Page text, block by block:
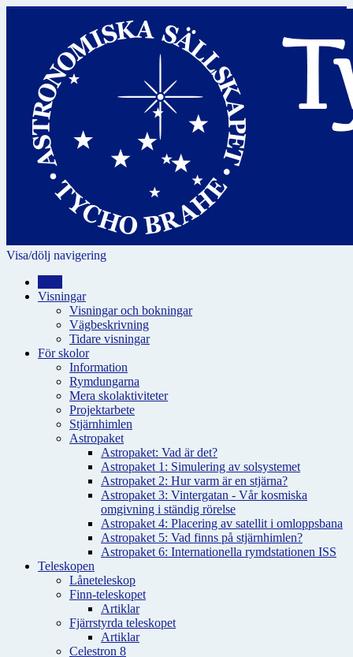
Visa/dölj navigering
Visningar
Visningar och bokningar
Vägbeskrivning
Tidare visningar
För skolor
Information
Rymdungarna
Mera skolaktiviteter
Projektarbete
Stjärnhimlen
Astropaket
Astropaket: Vad är det?
Astropaket 1: Simulering av solsystemet
Astropaket 2: Hur varm är en stjärna?
Astropaket 3: Vintergatan - Vår kosmiska
omgivning i ständig rörelse
Astropaket 4: Placering av satellit i omloppsbana
Astropaket 5: Vad finns på stjärnhimlen?
Astropaket 6: Internationella rymdstationen ISS
Teleskopen
Låneteleskop
Finn-teleskopet
Artiklar
Fjärrstyrda teleskopet
Artiklar
Celestron 8